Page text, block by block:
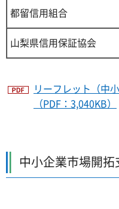
都留信用組合
山梨県信用保証協会
リーフレット（中
（PDF：3,040KB）
中小企業市場開